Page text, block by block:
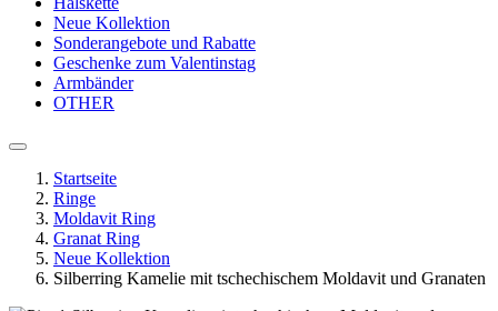
Neue Kollektion
Sonderangebote und Rabatte
Geschenke zum Valentinstag
Armbänder
OTHER
Startseite
Ringe
Moldavit Ring
Granat Ring
Neue Kollektion
Silberring Kamelie mit tschechischem Moldavit und Granaten